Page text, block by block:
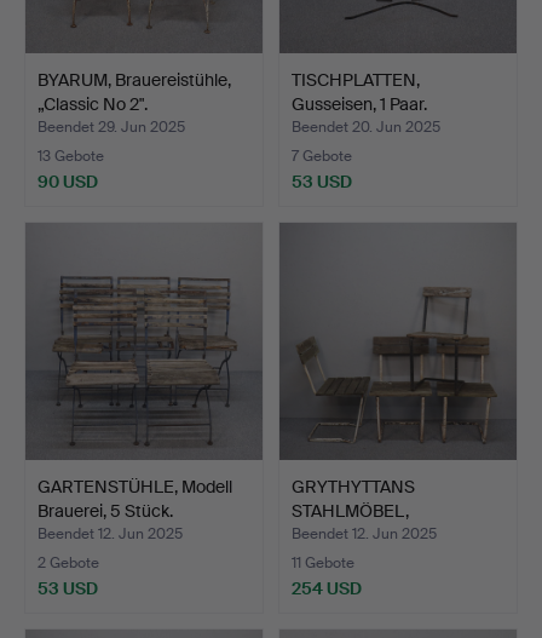
BYARUM, Brauereistühle,
„Classic No 2".
Beendet 29. Jun 2025
13 Gebote
90 USD
TISCHPLATTEN,
Gusseisen, 1 Paar.
Beendet 20. Jun 2025
7 Gebote
53 USD
GARTENSTÜHLE, Modell
Brauerei, 5 Stück.
Beendet 12. Jun 2025
2 Gebote
53 USD
GRYTHYTTANS
STAHLMÖBEL,
Gartenstühle, „Mod…
Beendet 12. Jun 2025
11 Gebote
254 USD